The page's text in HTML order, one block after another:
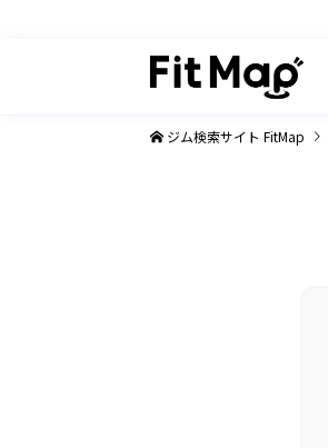
ジム検索サイト FitMap